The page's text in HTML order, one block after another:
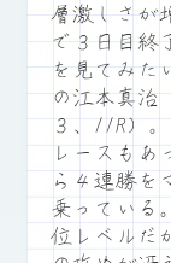
層激しさが
で３日目終
を見てみた
の江本真治
３、11R）
レースもあ
ら４連勝を
乗っている
位レベルだ